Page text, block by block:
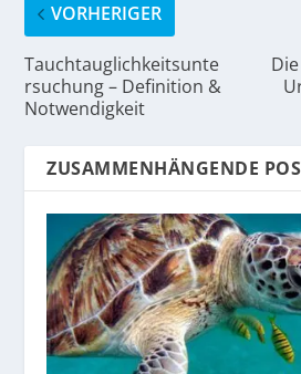
VORHERIGER
Tauchtauglichkeitsunte
rsuchung – Definition &
Notwendigkeit
ZUSAMMENHÄNGENDE